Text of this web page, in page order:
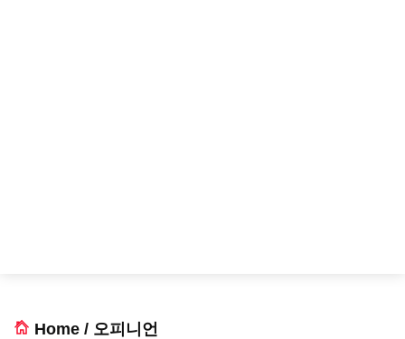
Home / 오피니언